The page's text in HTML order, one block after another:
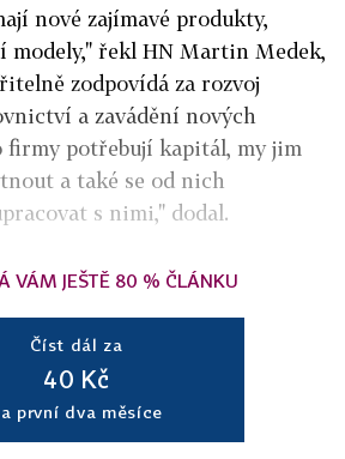
nové zajímavé produkty,
modely," řekl HN Martin Medek,
zodpovídá za rozvoj
a zavádění nových
potřebují kapitál, my jim
a také se od nich
s nimi," dodal.
VÁM JEŠTĚ 80 % ČLÁNKU
Číst dál za
40 Kč
první dva měsíce